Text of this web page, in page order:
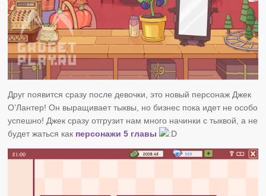
Друг появится сразу после девочки, это новый персонаж Джек
О’Лантер! Он выращивает тыквы, но бизнес пока идет не особо
успешно! Джек сразу отгрузит нам много начинки с тыквой, а не
будет жаться как персонажи 5 главы